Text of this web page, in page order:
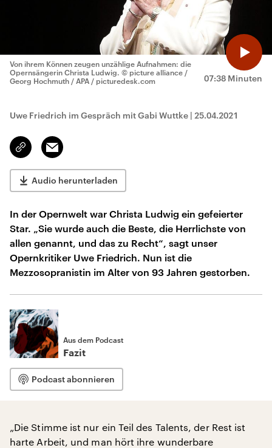
07:38 Minuten
Von ihrem Können zeugen unzählige Aufnahmen: die
Opernsängerin Christa Ludwig. © picture alliance /
Georg Hochmuth / APA / picturedesk.com
Uwe Friedrich im Gespräch mit Gabi Wuttke | 25.04.2021
Link
kopieren/teilen
Email
Audio herunterladen
In der Opernwelt war Christa Ludwig ein gefeierter
Star. „Sie wurde auch die Beste, die Herrlichste von
allen genannt, und das zu Recht“, sagt unser
Opernkritiker Uwe Friedrich. Nun ist die
Mezzosopranistin im Alter von 93 Jahren gestorben.
Aus dem Podcast
Fazit
Podcast abonnieren
„Die Stimme ist nur ein Teil des Talents, der Rest ist
harte Arbeit, und man hört ihre wunderbare